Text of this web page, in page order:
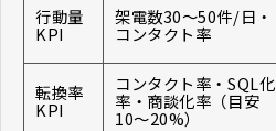
行動量
KPI
架電数30〜50件/日・
コンタクト率
転換率
KPI
コンタクト率・SQL化
率・商談化率（目安
10〜20%）